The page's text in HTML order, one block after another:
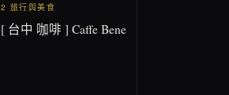
2 旅行與美食
[ 台中 咖啡 ] Caffe Bene